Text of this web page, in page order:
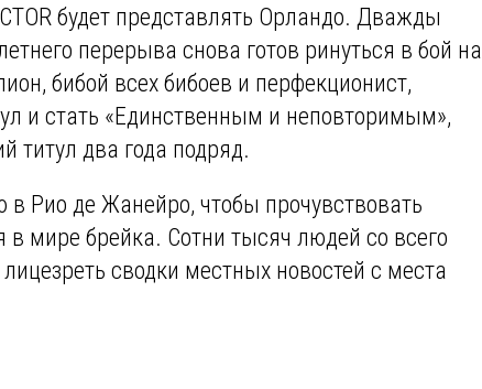
будет представлять Орландо. Дважды
перерыва снова готов ринуться в бой на
бибой всех бибоев и перфекционист,
и стать «Единственным и неповторимым»,
два года подряд.
Рио де Жанейро, чтобы прочувствовать
мире брейка. Сотни тысяч людей со всего
сводки местных новостей с места